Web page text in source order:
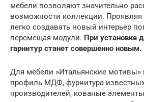
мебели позволяют значительно
возможности коллекции.
легко создавать новый интерьер
перемещая модули. При установке
гарнитур станет совершенно новым.
Для мебели »Итальянские мотивы»
профиль МДФ, фурнитура
производителей, кованые